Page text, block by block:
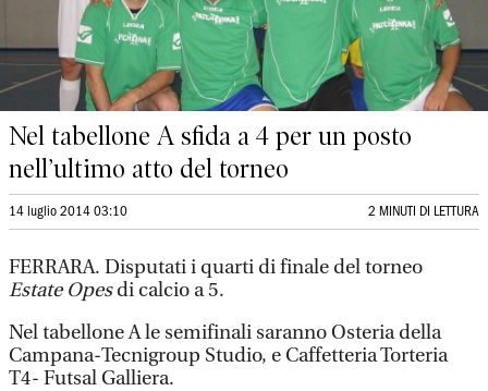
Nel tabellone A sfida a 4 per un posto
nell’ultimo atto del torneo
14 luglio 2014 03:10 2 MINUTI DI LETTURA
FERRARA. Disputati i quarti di finale del torneo
Estate Opesdi calcio a 5.
Nel tabellone A le semifinali saranno Osteria della
Campana-Tecnigroup Studio, e Caffetteria Torteria
T4- Futsal Galliera.